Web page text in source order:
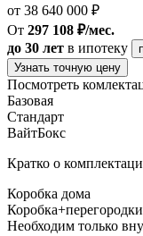
от 38 640 000 ₽
От 297 108 ₽/мес.
до 30 лет в ипотеку
Узнать точную цену
Посмотреть
Базовая
Стандарт
ВайтБокс
Кратко о
Коробка дома
Необходим только